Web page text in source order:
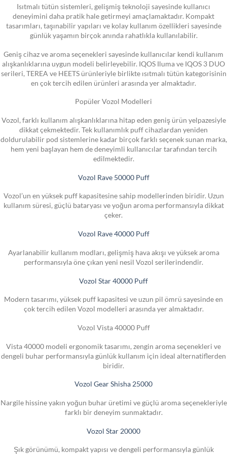
Isıtmalı tütün sistemleri, gelişmiş teknoloji sayesinde kullanıcı
deneyimini daha pratik hale getirmeyi amaçlamaktadır. Kompakt
tasarımları, taşınabilir yapıları ve kolay kullanım özellikleri sayesinde
günlük yaşamın birçok anında rahatlıkla kullanılabilir.
Geniş cihaz ve aroma seçenekleri sayesinde kullanıcılar kendi kullanım
alışkanlıklarına uygun modeli belirleyebilir. IQOS Iluma ve IQOS 3 DUO
serileri, TEREA ve HEETS ürünleriyle birlikte ısıtmalı tütün kategorisinin
en çok tercih edilen ürünleri arasında yer almaktadır.
Popüler Vozol Modelleri
Vozol, farklı kullanım alışkanlıklarına hitap eden geniş ürün yelpazesiyle
dikkat çekmektedir. Tek kullanımlık puff cihazlardan yeniden
doldurulabilir pod sistemlerine kadar birçok farklı seçenek sunan marka,
hem yeni başlayan hem de deneyimli kullanıcılar tarafından tercih
edilmektedir.
Vozol Rave 50000 Puff
Vozol’un en yüksek puff kapasitesine sahip modellerinden biridir. Uzun
kullanım süresi, güçlü bataryası ve yoğun aroma performansıyla dikkat
çeker.
Vozol Rave 40000 Puff
Ayarlanabilir kullanım modları, gelişmiş hava akışı ve yüksek aroma
performansıyla öne çıkan yeni nesil Vozol serilerindendir.
Vozol Star 40000 Puff
Modern tasarımı, yüksek puff kapasitesi ve uzun pil ömrü sayesinde en
çok tercih edilen Vozol modelleri arasında yer almaktadır.
Vozol Vista 40000 Puff
Vista 40000 modeli ergonomik tasarımı, zengin aroma seçenekleri ve
dengeli buhar performansıyla günlük kullanım için ideal alternatiflerden
biridir.
Vozol Gear Shisha 25000
Nargile hissine yakın yoğun buhar üretimi ve güçlü aroma seçenekleriyle
farklı bir deneyim sunmaktadır.
Vozol Star 20000
Şık görünümü, kompakt yapısı ve dengeli performansıyla günlük